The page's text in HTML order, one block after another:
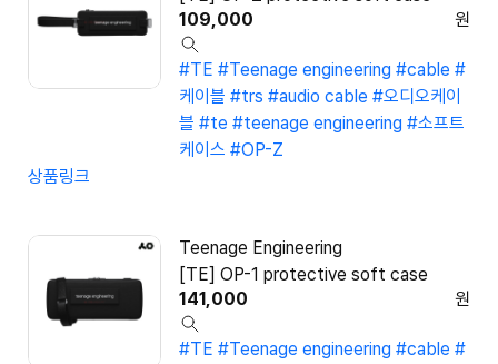
109,000
원
#TE #Teenage engineering #cable #
케이블 #trs #audio cable #오디오케이
블 #te #teenage engineering #소프트
케이스 #OP-Z
상품링크
Teenage Engineering
[TE] OP-1 protective soft case
141,000
원
#TE #Teenage engineering #cable #